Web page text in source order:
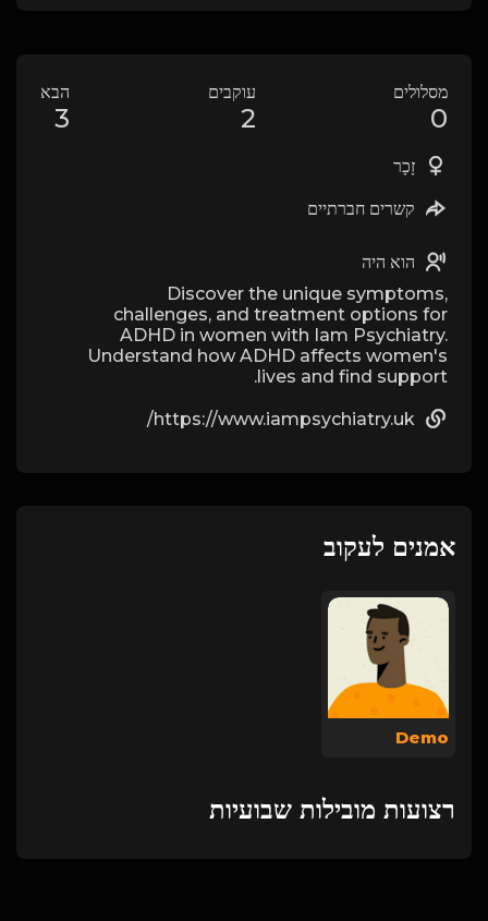
מסלולים
0
עוקבים
2
הבא
3
זָכָר
קשרים חברתיים
הוא היה
Discover the unique symptoms,
challenges, and treatment options for
ADHD in women with Iam Psychiatry.
Understand how ADHD affects women's
lives and find support.
https://www.iampsychiatry.uk/
אמנים לעקוב
Demo
רצועות מובילות שבועיות